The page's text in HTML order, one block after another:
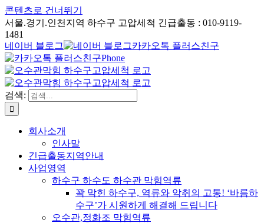
콘텐츠로 건너뛰기
서울.경기.인천지역 하수구 고압세척 긴급출동 : 010-9119-
1481
네이버 블로그
카카오톡 플러스친구
Phone
검색:
회사소개
인사말
긴급출동지역안내
사업영역
하수구 하수도 하수관 막힘역류
꽉 막힌 하수구, 역류와 악취의 고통! ‘바름하
수구’가 시원하게 해결해 드립니다
오수관,정화조 막힘역류